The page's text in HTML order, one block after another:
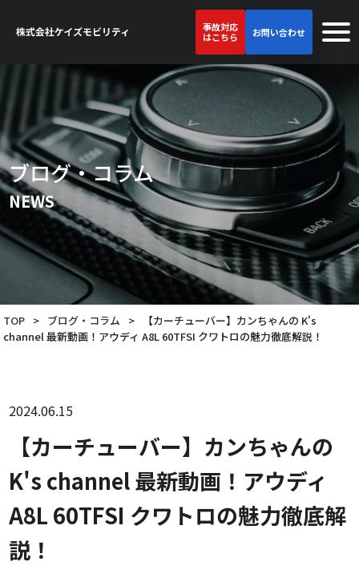
事故対応
はこちら
お問い合わせ
ブログ・コラム
NEWS
TOP > ブログ・コラム >
【カーチューバー】カンちゃんの K's
channel 最新動画！アウディ A8L 60TFSI クワトロの魅力徹底解説！
2024.06.15
【カーチューバー】カンちゃんの
K's channel 最新動画！アウディ
A8L 60TFSI クワトロの魅力徹底解
説！